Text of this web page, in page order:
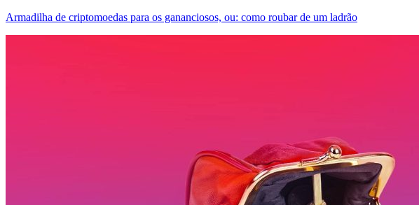
Armadilha de criptomoedas para os gananciosos, ou: como roubar de um ladrão